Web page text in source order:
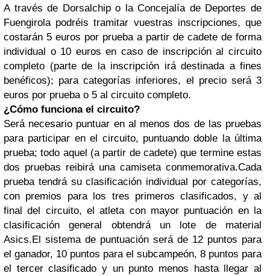
A través de Dorsalchip o la Concejalía de Deportes de
Fuengirola podréis tramitar vuestras inscripciones, que
costarán 5 euros por prueba a partir de cadete de forma
individual o 10 euros en caso de inscripción al circuito
completo (parte de la inscripción irá destinada a fines
benéficos); para categorías inferiores, el precio será 3
euros por prueba o 5 al circuito completo.
¿Cómo funciona el circuito?
Será necesario puntuar en al menos dos de las pruebas
para participar en el circuito, puntuando doble la última
prueba; todo aquel (a partir de cadete) que termine estas
dos pruebas reibirá una camiseta conmemorativa.Cada
prueba tendrá su clasificación individual por categorías,
con premios para los tres primeros clasificados, y al
final del circuito, el atleta con mayor puntuación en la
clasificación general obtendrá un lote de material
Asics.El sistema de puntuación será de 12 puntos para
el ganador, 10 puntos para el subcampeón, 8 puntos para
el tercer clasificado y un punto menos hasta llegar al